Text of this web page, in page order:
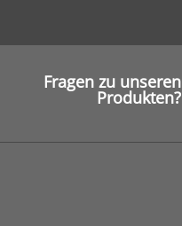
Fragen zu unseren
Produkten?